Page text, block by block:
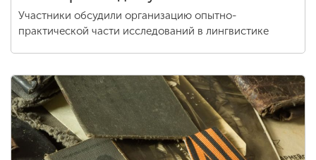
Участники обсудили организацию опытно-
практической части исследований в лингвистике